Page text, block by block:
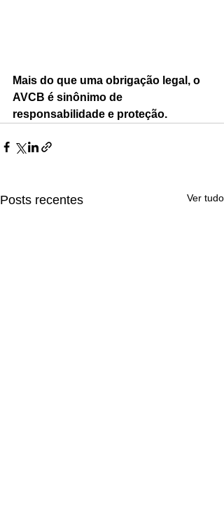
Mais do que uma obrigação legal, o
AVCB é sinônimo de
responsabilidade e proteção.
Posts recentes Ver tudo